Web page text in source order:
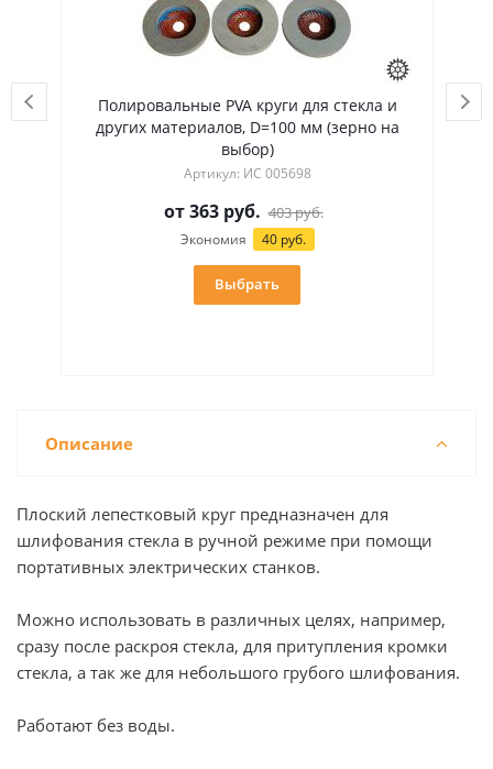
стекла и
(зерно на
Изогнутый лепестковый круг для
шлифовки стекла, D=100 мм
Артикул: ИС 005696
360руб.
Экономия
Описание
Плоский лепестковый круг предназначен для
шлифования стекла в ручной режиме при помощи
портативных электрических станков.
Можно использовать в различных целях, например,
сразу после раскроя стекла, для притупления кромки
стекла, а так же для небольшого грубого шлифования.
Работают без воды.